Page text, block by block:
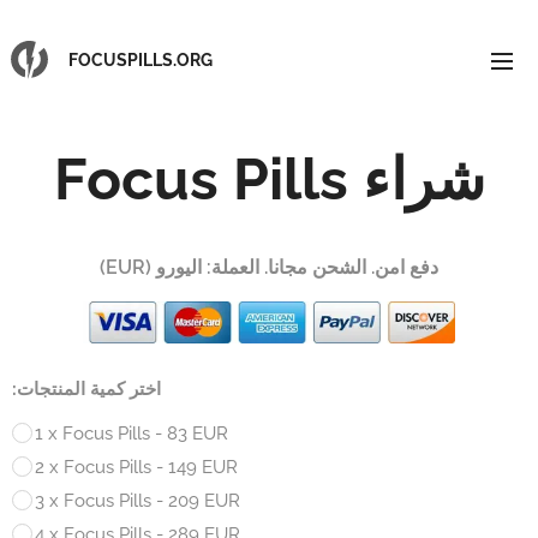
FOCUSPILLS.ORG
شراء Focus Pills
دفع امن. الشحن مجانا. العملة: اليورو (EUR)
اختر كمية المنتجات:
1 x Focus Pills - 83 EUR
2 x Focus Pills - 149 EUR
3 x Focus Pills - 209 EUR